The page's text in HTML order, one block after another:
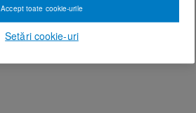
Setări cookie-uri
Accept toate cookie-urile